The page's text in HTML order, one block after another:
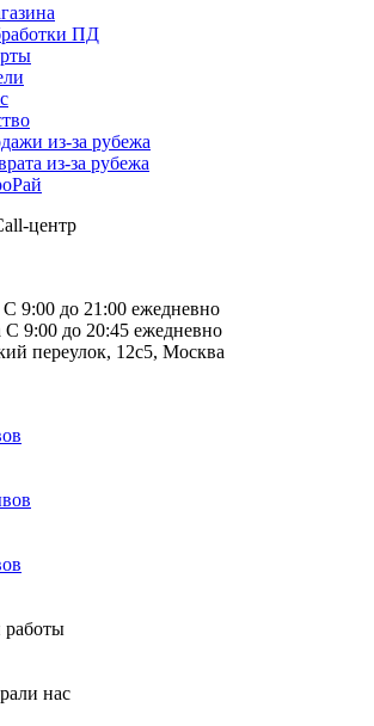
ПД
из-за рубежа
из-за рубежа
центр
С 9:00 до 21:00 ежедневно
С 9:00 до 20:45 ежедневно
переулок, 12с5, Москва
работы
нас